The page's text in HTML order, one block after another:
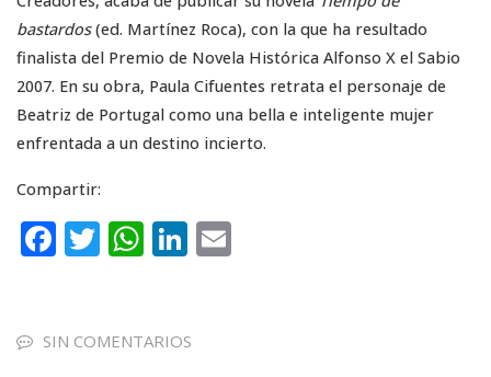
bastardos(ed. Martínez Roca), con la que ha resultado
finalista del Premio de Novela Histórica Alfonso X el Sabio
2007. En su obra, Paula Cifuentes retrata el personaje de
Beatriz de Portugal como una bella e inteligente mujer
enfrentada a un destino incierto.
Compartir:
F
e
T
te
W
ts
Li
e
SIN COMENTARIOS